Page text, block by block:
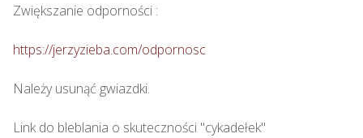
Zwiększanie odporności :
https://jerzyzieba.com/odpornosc
Należy usunąć gwiazdki.
Link do bleblania o skuteczności "cykadełek"